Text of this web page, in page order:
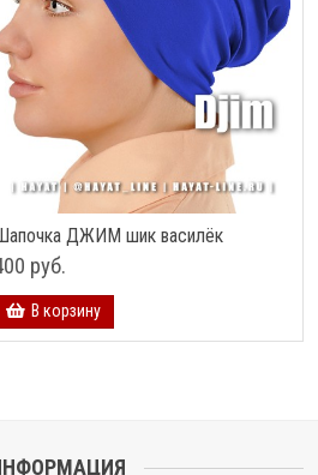
ДЖИМ шик василёк
руб.
В корзину